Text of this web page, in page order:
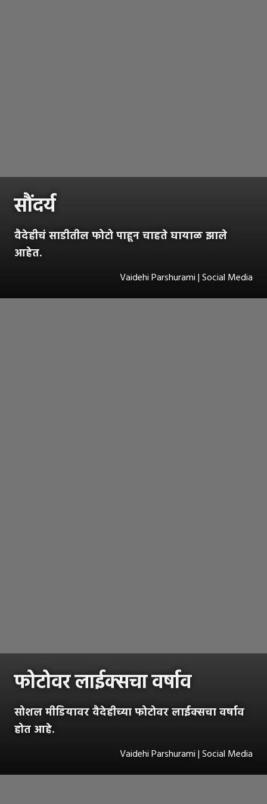
सौंदर्य
वैदेहीचं साडीतील फोटो पाहून चाहते घायाळ झाले
आहेत.
Vaidehi Parshurami | Social Media
फोटोवर लाईक्सचा वर्षाव
सोशल मीडियावर वैदेहीच्या फोटोवर लाईक्सचा वर्षाव
होत आहे.
Vaidehi Parshurami | Social Media